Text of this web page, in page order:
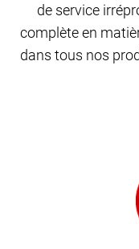
de service
complète en
dans tous nos